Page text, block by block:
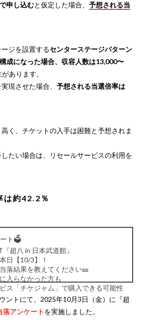
申し込むと仮定した場合、 予想される当
ジを設置するセンターステージパターン
成になった場合、収容人数は13,000〜
あります。
現させた場合、 予想される当選倍率は
く、チケットの入手は困難と予想されま
たい場合は、リセールサービスの利用を
は約42.2％
ト🗳️
超八 in 日本武道館』
日【10/3】！
落結果を教えてください🎫
入らなかった方も
ス「チケジャム」で購入できる可能性
https://t.co/our7ZzCnig#SUPER_EIGHT
館
スタ (@ticket_festa) October 3, 2025
ントにて、2025年10月3日（金）に『超
落アンケートを実施しました。